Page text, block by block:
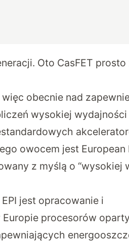
Oto CasFET prosto
obecnie nad
wysokiej wydajności
owocem jest European
z myślą o “wysokiej
jest opracowanie i
procesorów